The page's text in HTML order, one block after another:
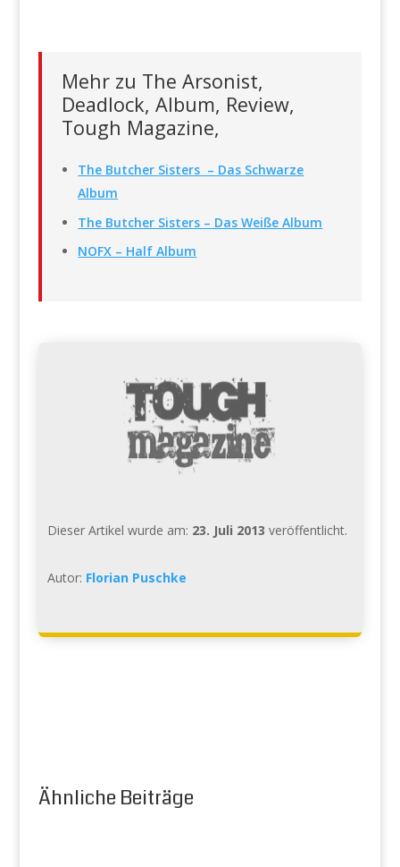
Mehr zu The Arsonist,
Deadlock, Album, Review,
Tough Magazine,
The Butcher Sisters – Das Schwarze
Album
The Butcher Sisters – Das Weiße Album
NOFX – Half Album
Dieser Artikel wurde am: 23. Juli 2013 veröffentlicht.
Autor: Florian Puschke
Ähnliche Beiträge